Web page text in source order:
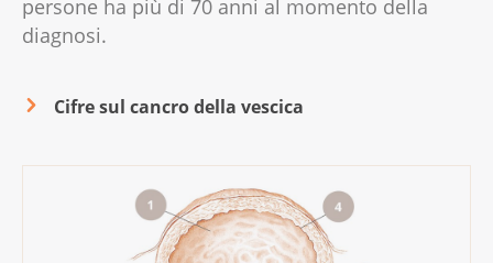
persone ha più di 70 anni al momento della
diagnosi.
Cifre sul cancro della vescica